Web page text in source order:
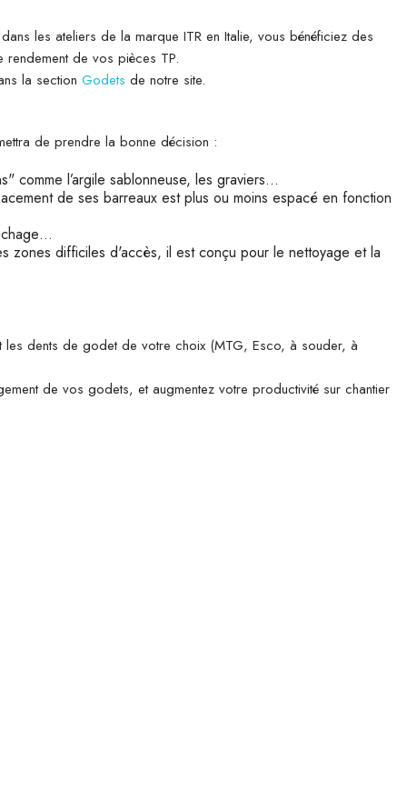
les ateliers de la marque ITR en Italie, vous bénéficiez des
rendement de vos pièces TP.
la section Godets de notre site.
de prendre la bonne décision :
comme l’argile sablonneuse, les graviers…
de ses barreaux est plus ou moins espacé en fonction
zones difficiles d'accès, il est conçu pour le nettoyage et la
les dents de godet de votre choix (MTG, Esco, à souder, à
de vos godets, et augmentez votre productivité sur chantier